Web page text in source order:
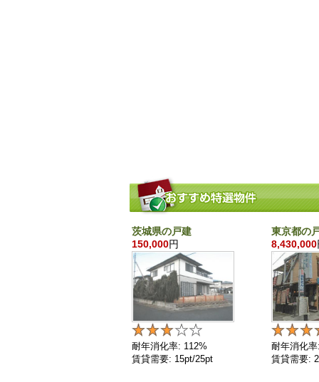
茨城県の戸建
150,000円
耐年消化率: 112%
賃貸需要: 15pt/25pt
東京都の
8,430,000
耐年消化
賃貸需要: